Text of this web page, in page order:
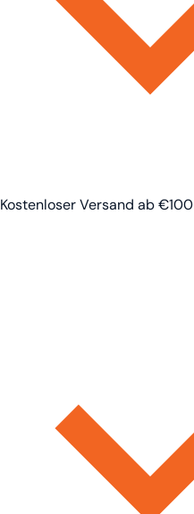
Kostenloser Versand ab €100